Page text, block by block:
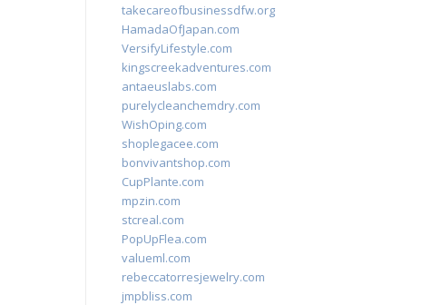
takecareofbusinessdfw.org
HamadaOfJapan.com
VersifyLifestyle.com
kingscreekadventures.com
antaeuslabs.com
purelycleanchemdry.com
WishOping.com
shoplegacee.com
bonvivantshop.com
CupPlante.com
mpzin.com
stcreal.com
PopUpFlea.com
valueml.com
rebeccatorresjewelry.com
jmpbliss.com